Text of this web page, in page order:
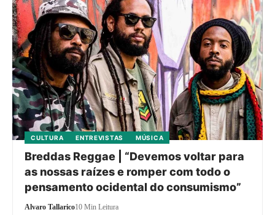
CULTURA ENTREVISTAS MÚSICA
Breddas Reggae | “Devemos voltar para
as nossas raízes e romper com todo o
pensamento ocidental do consumismo”
Alvaro Tallarico10 Min Leitura